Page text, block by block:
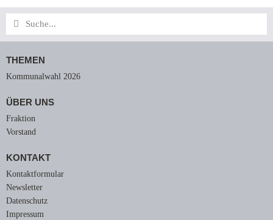
Suche
Suche
THEMEN
Kommunalwahl 2026
ÜBER UNS
Fraktion
Vorstand
KONTAKT
Kontaktformular
Newsletter
Datenschutz
Impressum